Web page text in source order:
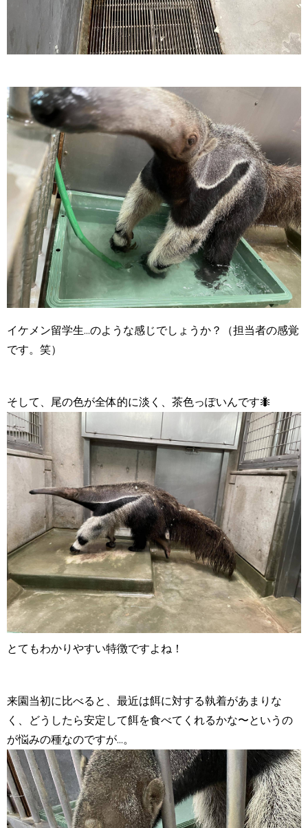
イケメン留学生...のような感じでしょうか？（担当者の感覚
です。笑）
そして、尾の色が全体的に淡く、茶色っぽいんです🐜
とてもわかりやすい特徴ですよね！
来園当初に比べると、最近は餌に対する執着があまりな
く、どうしたら安定して餌を食べてくれるかな〜というの
が悩みの種なのですが...。